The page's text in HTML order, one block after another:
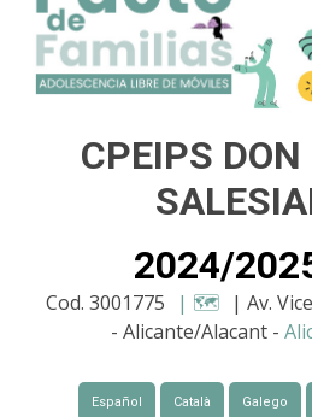
CPEIPS DON
2024/
Cod. 3001775 | 🗺️ | Av.
- Alicante/Alacant -
Español Català Galego